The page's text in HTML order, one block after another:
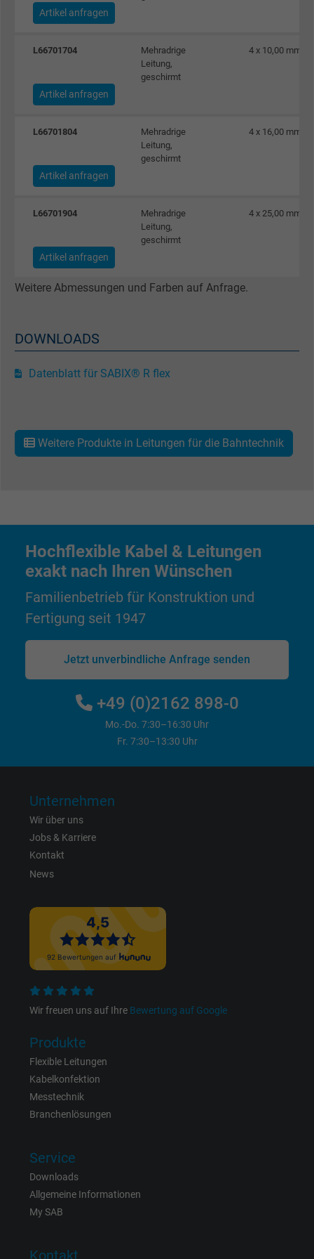
Facebook Ireland Ltd.
Laufzeit 1 Jahr
Cookie von Facebook für Website-Analyse,
Anzeigenausrichtung und
Facebook Ireland Ltd.
Laufzeit 1 Jahr
Cookie von Facebook für Website-Analyse,
Cookie von Facebook für Website-Analyse,
Anbieter Facebook Ireland Ltd.
Laufzeit 1 Jahr
Zweck
Cookie von Facebook für Website-Analyse,
Artikel anfragen
L66701704
Mehradrige
Leitung,
geschirmt
4 x 10,00 mm²
Artikel anfragen
L66701804
Mehradrige
Leitung,
geschirmt
4 x 16,00 mm²
Artikel anfragen
L66701904
Mehradrige
Leitung,
geschirmt
4 x 25,00 mm²
Artikel anfragen
Weitere Abmessungen und Farben auf Anfrage.
DOWNLOADS
Datenblatt für SABIX® R flex
Weitere Produkte in Leitungen für die Bahntechnik
Hochflexible Kabel & Leitungen
exakt nach Ihren Wünschen
Familienbetrieb für Konstruktion und
Fertigung seit 1947
Jetzt unverbindliche Anfrage senden
+49 (0)2162 898-0
Mo.-Do. 7:30–16:30 Uhr
Fr. 7:30–13:30 Uhr
Unternehmen
Wir über uns
Jobs & Karriere
Kontakt
News
Wir freuen uns auf Ihre Bewertung auf Google
Produkte
Flexible Leitungen
Kabelkonfektion
Messtechnik
Branchenlösungen
Service
Downloads
Allgemeine Informationen
My SAB
Kontakt